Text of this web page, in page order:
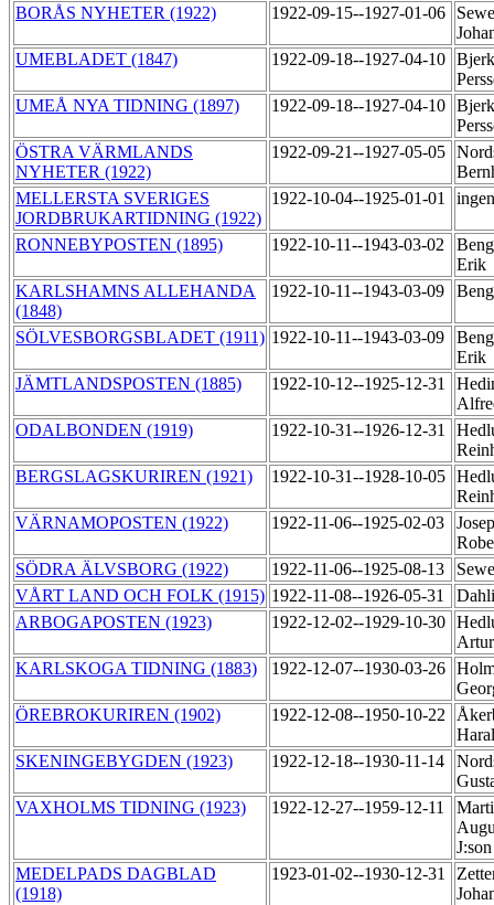
BORÅS NYHETER (1922)
1922-09-15--1927-01-06
UMEBLADET (1847)
1922-09-18--1927-04-10
UMEÅ NYA TIDNING (1897)
1922-09-18--1927-04-10
ÖSTRA VÄRMLANDS
NYHETER (1922)
1922-09-21--1927-05-05
MELLERSTA SVERIGES
JORDBRUKARTIDNING (1922)
1922-10-04--1925-01-01
RONNEBYPOSTEN (1895) 1922-10-11--1943-03-02
Erik
KARLSHAMNS ALLEHANDA
(1848)
1922-10-11--1943-03-09
SÖLVESBORGSBLADET (1911) 1922-10-11--1943-03-09
Erik
JÄMTLANDSPOSTEN (1885)
1922-10-12--1925-12-31
ODALBONDEN (1919)
1922-10-31--1926-12-31
BERGSLAGSKURIREN (1921)
1922-10-31--1928-10-05
VÄRNAMOPOSTEN (1922)
1922-11-06--1925-02-03
SÖDRA ÄLVSBORG (1922)
1922-11-06--1925-08-13
VÅRT LAND OCH FOLK (1915) 1922-11-08--1926-05-31
ARBOGAPOSTEN (1923)
1922-12-02--1929-10-30
KARLSKOGA TIDNING (1883)
1922-12-07--1930-03-26
ÖREBROKURIREN (1902)
1922-12-08--1950-10-22
SKENINGEBYGDEN (1923)
1922-12-18--1930-11-14
VAXHOLMS TIDNING (1923)
1922-12-27--1959-12-11
MEDELPADS DAGBLAD
(1918)
1923-01-02--1930-12-31